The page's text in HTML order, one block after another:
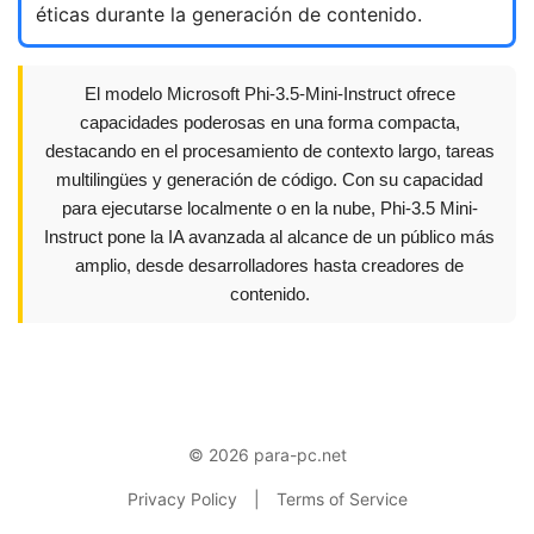
éticas durante la generación de contenido.
El modelo Microsoft Phi-3.5-Mini-Instruct ofrece
capacidades poderosas en una forma compacta,
destacando en el procesamiento de contexto largo, tareas
multilingües y generación de código. Con su capacidad
para ejecutarse localmente o en la nube, Phi-3.5 Mini-
Instruct pone la IA avanzada al alcance de un público más
amplio, desde desarrolladores hasta creadores de
contenido.
© 2026 para-pc.net
Privacy Policy Terms of Service